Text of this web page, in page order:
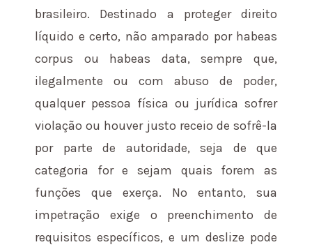
brasileiro. Destinado a proteger direito
líquido e certo, não amparado por habeas
corpus ou habeas data, sempre que,
ilegalmente ou com abuso de poder,
qualquer pessoa física ou jurídica sofrer
violação ou houver justo receio de sofrê-la
por parte de autoridade, seja de que
categoria for e sejam quais forem as
funções que exerça. No entanto, sua
impetração exige o preenchimento de
requisitos específicos, e um deslize pode